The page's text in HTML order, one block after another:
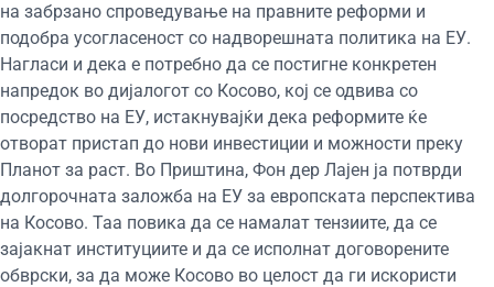
на забрзано спроведување на правните реформи и
подобра усогласеност со надворешната политика на ЕУ.
Нагласи и дека е потребно да се постигне конкретен
напредок во дијалогот со Косово, кој се одвива со
посредство на ЕУ, истакнувајќи дека реформите ќе
отворат пристап до нови инвестиции и можности преку
Планот за раст. Во Приштина, Фон дер Лајен ја потврди
долгорочната заложба на ЕУ за европската перспектива
на Косово. Таа повика да се намалат тензиите, да се
зајакнат институциите и да се исполнат договорените
обврски, за да може Косово во целост да ги искористи